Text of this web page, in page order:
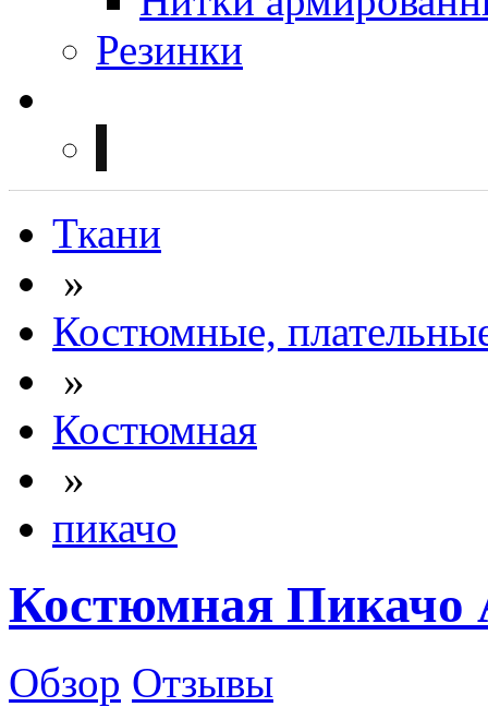
Резинки
Ткани
»
Костюмные,
»
Костюмная
»
пикачо
Костюмная Пикачо
Обзор Отзывы